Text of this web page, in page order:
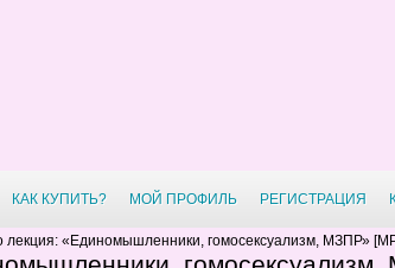
КАК КУПИТЬ? МОЙ ПРОФИЛЬ РЕГИСТРАЦИЯ
лекция: «Единомышленники, гомосексуализм, МЗПР»